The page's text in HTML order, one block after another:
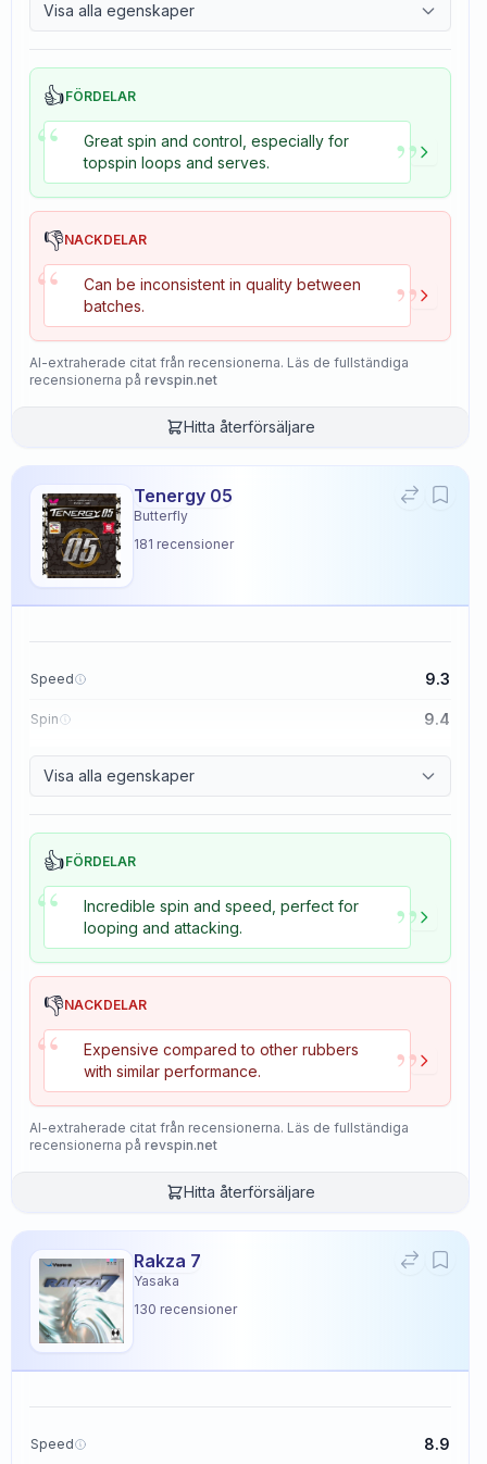
Visa alla egenskaper
👍FÖRDELAR
“
Great spin and control, especially for
topspin loops and serves.
”
👎NACKDELAR
“
Can be inconsistent in quality between
batches.
”
AI-extraherade citat från recensionerna. Läs de fullständiga
recensionerna på revspin.net
Hitta återförsäljare
Tenergy 05
Butterfly
181 recensioner
Speed 9.3
Spin 9.4
Visa alla egenskaper
👍FÖRDELAR
“
Incredible spin and speed, perfect for
looping and attacking.
”
👎NACKDELAR
“
Expensive compared to other rubbers
with similar performance.
”
AI-extraherade citat från recensionerna. Läs de fullständiga
recensionerna på revspin.net
Hitta återförsäljare
Rakza 7
Yasaka
130 recensioner
Speed 8.9